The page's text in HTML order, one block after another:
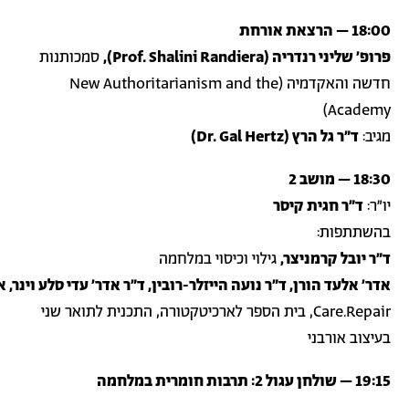
18:00 – הרצאת אורחת
פרופ׳ שליני רנדריה (Prof. Shalini Randiera),
סמכותנות
חדשה והאקדמיה (New Authoritarianism and the
Academy)
מגיב:ד״ר גל הרץ (Dr. Gal Hertz)
18:30 – מושב 2
יו״ר:ד״ר חגית קיסר
בהשתתפות:
ד״ר יובל קרמניצר,גילוי וכיסוי במלחמה
אדר׳ אלעד הורן, ד״ר נועה הייזלר-רובין, ד״ר אדר׳ עדי סלע
Care.Repair, בית הספר לארכיטקטורה, התכנית לתואר שני
בעיצוב אורבני
19:15 – שולחן עגול 2: תרבות חומרית במלחמה